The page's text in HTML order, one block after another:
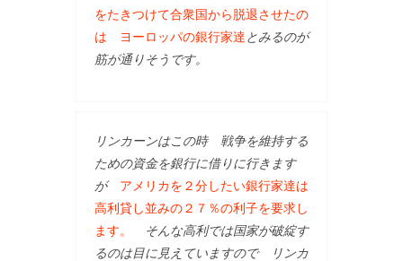
をたきつけて合衆国から脱退させたの
は ヨーロッパの銀行家達 とみるのが
筋が通りそうです。
リンカーンはこの時 戦争を維持する
ための資金を銀行に借りに行きます
が アメリカを２分したい銀行家達は
高利貸し並みの２７％の利子を要求し
ます。
そんな高利では国家が破綻す
るのは目に見えていますので リンカ